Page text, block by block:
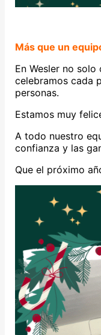
Más que un
En Wesler no
celebramos cada
personas.
Estamos muy
A todo nuestro
confianza y las
Que el próximo